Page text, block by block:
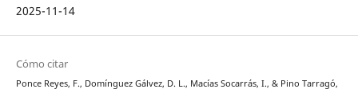
2025-11-14
Cómo citar
Ponce Reyes, F., Domínguez Gálvez, D. L., Macías Socarrás, I., & Pino Tarragó,